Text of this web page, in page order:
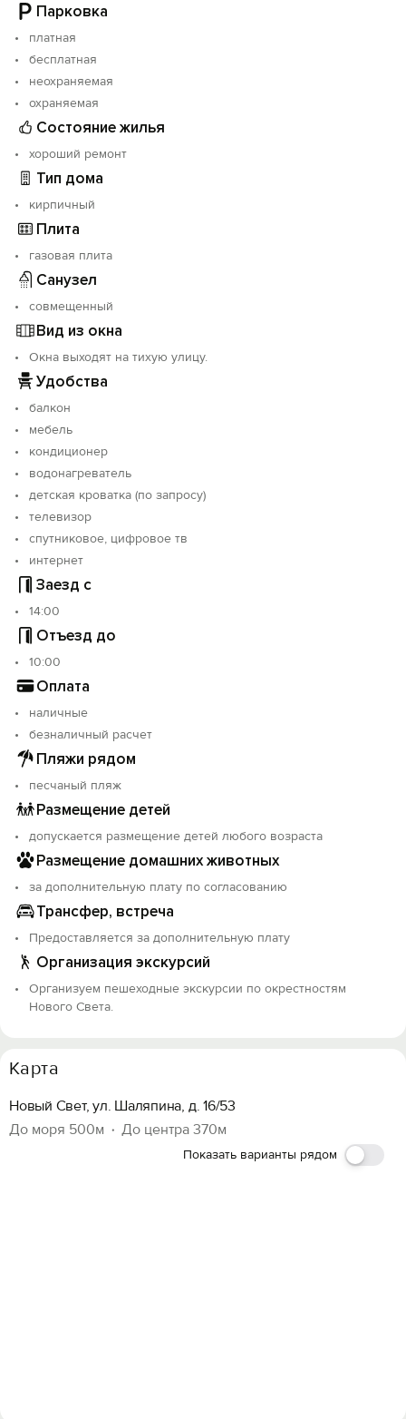
Парковка
платная
бесплатная
неохраняемая
охраняемая
Состояние жилья
хороший ремонт
Тип дома
кирпичный
Плита
газовая плита
Санузел
совмещенный
Вид из окна
Окна выходят на тихую улицу.
Удобства
балкон
мебель
кондиционер
водонагреватель
детская кроватка (по запросу)
телевизор
спутниковое, цифровое тв
интернет
Заезд с
14:00
Отъезд до
10:00
Оплата
наличные
безналичный расчет
Пляжи рядом
песчаный пляж
Размещение детей
допускается размещение детей любого возраста
Размещение домашних животных
за дополнительную плату по согласованию
Трансфер, встреча
Предоставляется за дополнительную плату
Организация экскурсий
Организуем пешеходные экскурсии по окрестностям
Нового Света.
Карта
Новый Свет, ул. Шаляпина, д. 16/53
До моря 500м
До центра 370м
Показать варианты рядом